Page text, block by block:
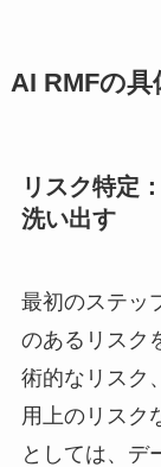
AI RMFの
リスク特定
洗い出す
最初のステッ
のあるリスク
術的なリスク
用上のリスク
としては、デ